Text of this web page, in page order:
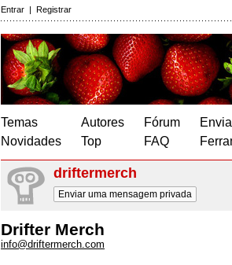
Entrar | Registrar
Temas
Novidades
Autores
Top
Fórum
FAQ
driftermerch
Enviar uma mensagem privada
Drifter Merch
info@driftermerch.com